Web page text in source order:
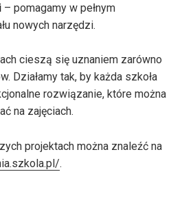
– pomagamy w pełnym
nowych narzędzi.
cieszą się uznaniem zarówno
Działamy tak, by każda szkoła
rozwiązanie, które można
na zajęciach.
projektach można znaleźć na
.